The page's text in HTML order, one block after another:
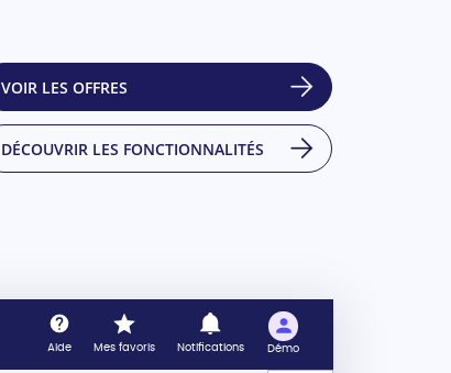
VOIR LES OFFRES
DÉCOUVRIR LES FONCTIONNALITÉS